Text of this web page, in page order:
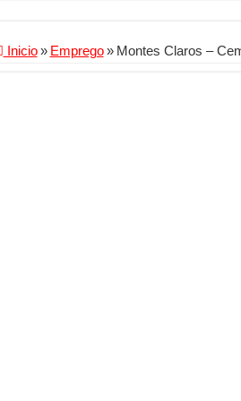
Conheça a melhor
De economista a
Qualidade do
Inicio » Emprego » Montes Claros –